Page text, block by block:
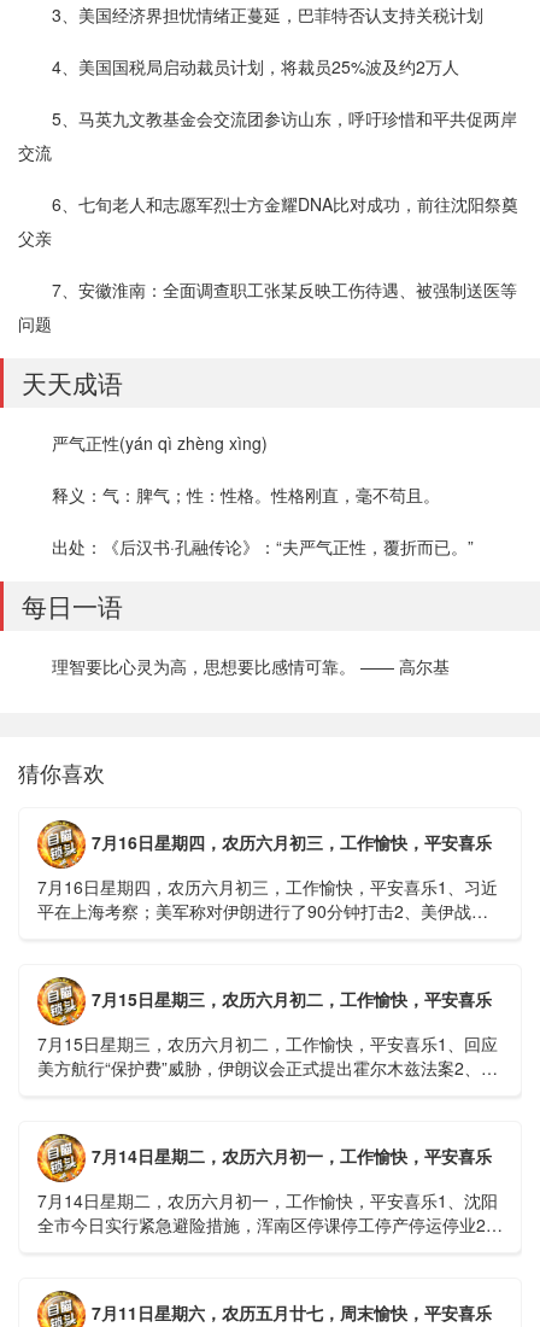
3、美国经济界担忧情绪正蔓延，巴菲特否认支持关税计划
4、美国国税局启动裁员计划，将裁员25%波及约2万人
5、马英九文教基金会交流团参访山东，呼吁珍惜和平共促两岸
交流
6、七旬老人和志愿军烈士方金耀DNA比对成功，前往沈阳祭奠
父亲
7、安徽淮南：全面调查职工张某反映工伤待遇、被强制送医等
问题
天天成语
严气正性(yán qì zhèng xìng)
释义：气：脾气；性：性格。性格刚直，毫不苟且。
出处：《后汉书·孔融传论》：“夫严气正性，覆折而已。”
每日一语
理智要比心灵为高，思想要比感情可靠。 —— 高尔基
猜你喜欢
7月16日星期四，农历六月初三，工作愉快，平安喜乐
7月16日星期四，农历六月初三，工作愉快，平安喜乐1、习近
平在上海考察；美军称对伊朗进行了90分钟打击2、美伊战争
7月15日星期三，农历六月初二，工作愉快，平安喜乐
7月15日星期三，农历六月初二，工作愉快，平安喜乐1、回应
美方航行“保护费”威胁，伊朗议会正式提出霍尔木兹法案2、全
7月14日星期二，农历六月初一，工作愉快，平安喜乐
7月14日星期二，农历六月初一，工作愉快，平安喜乐1、沈阳
全市今日实行紧急避险措施，浑南区停课停工停产停运停业2、
7月11日星期六，农历五月廿七，周末愉快，平安喜乐